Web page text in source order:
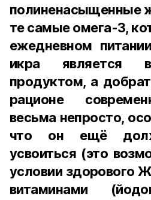
полиненасыщенные
те самые омега-3,
ежедневном
икра является
продуктом, а
рационе
весьма непросто,
что он ещё
усвоиться (это
условии здорового
витаминами